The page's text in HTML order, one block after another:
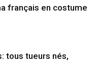
français en costume
tous tueurs nés,